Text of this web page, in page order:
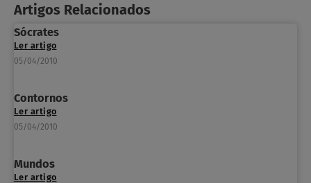
Artigos Relacionados
Sócrates
Ler artigo
05/04/2010
Contornos
Ler artigo
05/04/2010
Mundos
Ler artigo